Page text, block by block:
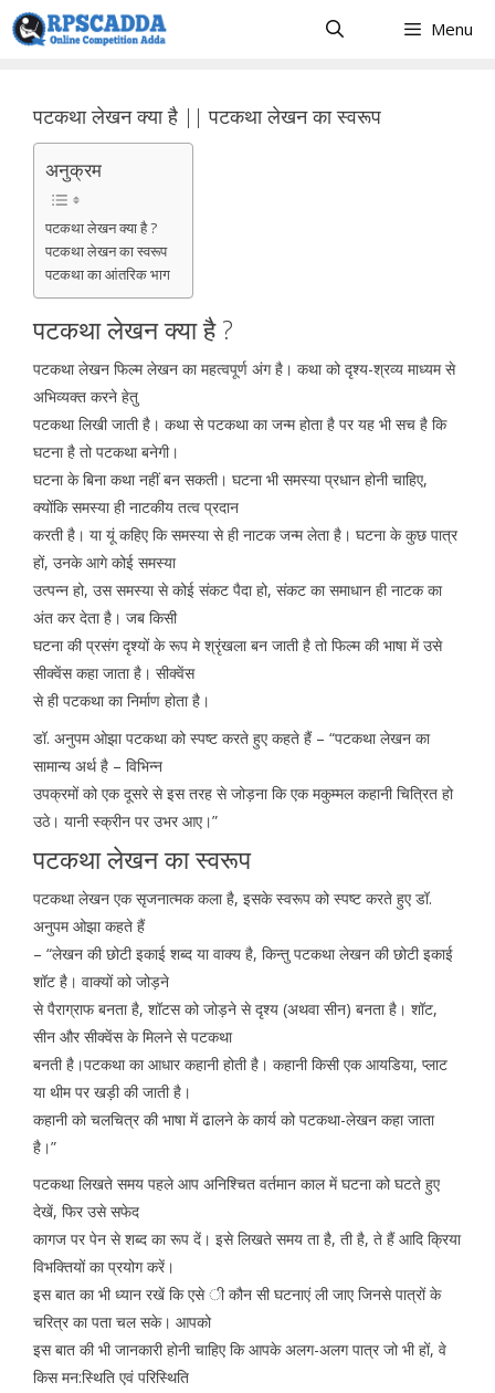
Skip
to
Menu
पटकथा लेखन क्या है || पटकथा लेखन का स्वरूप
अनुक्रम
पटकथा लेखन क्या है ?
पटकथा लेखन का स्वरूप
पटकथा का आंतरिक भाग
पटकथा लेखन क्या है ?
पटकथा लेखन फिल्म लेखन का महत्वपूर्ण अंग है। कथा को दृश्य-श्रव्य माध्यम से
अभिव्यक्त करने हेतु
पटकथा लिखी जाती है। कथा से पटकथा का जन्म होता है पर यह भी सच है कि
घटना है तो पटकथा बनेगी।
घटना के बिना कथा नहीं बन सकती। घटना भी समस्या प्रधान होनी चाहिए,
क्योंकि समस्या ही नाटकीय तत्व प्रदान
करती है। या यूं कहिए कि समस्या से ही नाटक जन्म लेता है। घटना के कुछ पात्र
हों, उनके आगे कोई समस्या
उत्पन्न हो, उस समस्या से कोई संकट पैदा हो, संकट का समाधान ही नाटक का
अंत कर देता है। जब किसी
घटना की प्रसंग दृश्यों के रूप मे श्रृंखला बन जाती है तो फिल्म की भाषा में उसे
सीक्वेंस कहा जाता है। सीक्वेंस
से ही पटकथा का निर्माण होता है।
डॉ. अनुपम ओझा पटकथा को स्पष्ट करते हुए कहते हैं – “पटकथा लेखन का
सामान्य अर्थ है – विभिन्न
उपक्रमों को एक दूसरे से इस तरह से जोड़ना कि एक मकुम्मल कहानी चित्रित हो
उठे। यानी स्क्रीन पर उभर आए।”
पटकथा लेखन का स्वरूप
पटकथा लेखन एक सृजनात्मक कला है, इसके स्वरूप को स्पष्ट करते हुए डॉ.
अनुपम ओझा कहते हैं
– “लेखन की छोटी इकाई शब्द या वाक्य है, किन्तु पटकथा लेखन की छोटी इकाई
शॉट है। वाक्यों को जोड़ने
से पैराग्राफ बनता है, शॉटस को जोड़ने से दृश्य (अथवा सीन) बनता है। शॉट,
सीन और सीक्वेंस के मिलने से पटकथा
बनती है।पटकथा का आधार कहानी होती है। कहानी किसी एक आयडिया, प्लाट
या थीम पर खड़ी की जाती है।
कहानी को चलचित्र की भाषा में ढालने के कार्य को पटकथा-लेखन कहा जाता
है।”
पटकथा लिखते समय पहले आप अनिश्चित वर्तमान काल में घटना को घटते हुए
देखें, फिर उसे सफेद
कागज पर पेन से शब्द का रूप दें। इसे लिखते समय ता है, ती है, ते हैं आदि क्रिया
विभक्तियों का प्रयोग करें।
इस बात का भी ध्यान रखें कि एसे ी कौन सी घटनाएं ली जाए जिनसे पात्रों के
चरित्र का पता चल सके। आपको
इस बात की भी जानकारी होनी चाहिए कि आपके अलग-अलग पात्र जो भी हों, वे
किस मन:स्थिति एवं परिस्थिति